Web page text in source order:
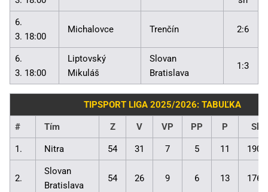
6.
3. 18:00
Michalovce Trenčín 2:6
6.
3. 18:00
Liptovský
Mikuláš
Slovan
Bratislava
1:3
TIPSPORT LIGA 2025/2026: TABUĽKA
# Tím Z V VP PP P
1. Nitra 54 31 7 5 11
2.
Slovan
Bratislava
54 26 9 6 13